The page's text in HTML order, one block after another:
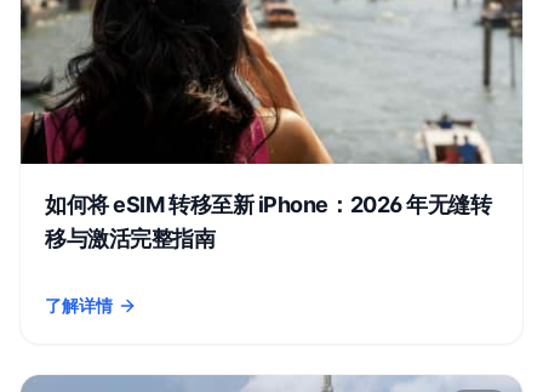
如何将 eSIM 转移至新 iPhone：2026 年无缝转
移与激活完整指南
了解详情
- 如何将 eSIM 转移至新 iPhone：2026 年无缝转移与激活完整指